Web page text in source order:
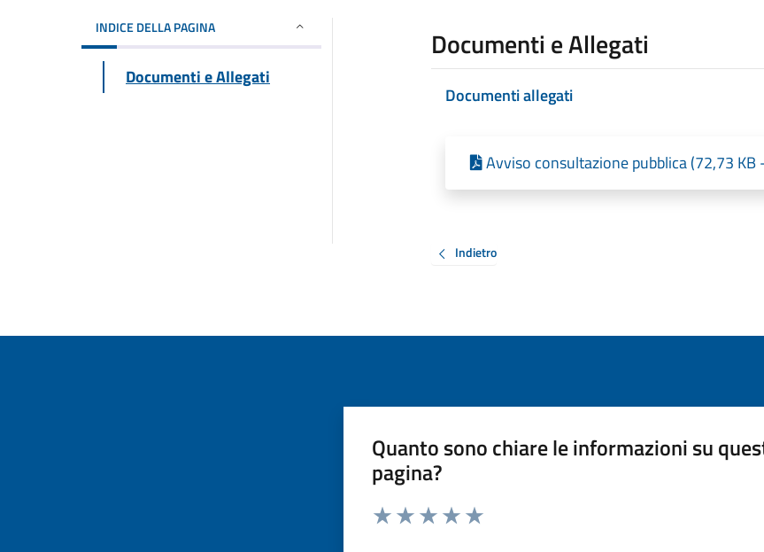
INDICE DELLA PAGINA
Documenti e Allegati
Documenti e Allegati
Documenti allegati
Avviso consultazione pubblica (72,73
Indietro
Quanto sono chiare le informazioni su
pagina?
Valuta da 1 a 5 stelle la pagina